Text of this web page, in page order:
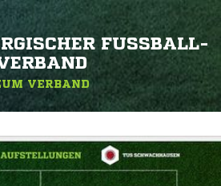
FUSSBALL-V
VERBAND